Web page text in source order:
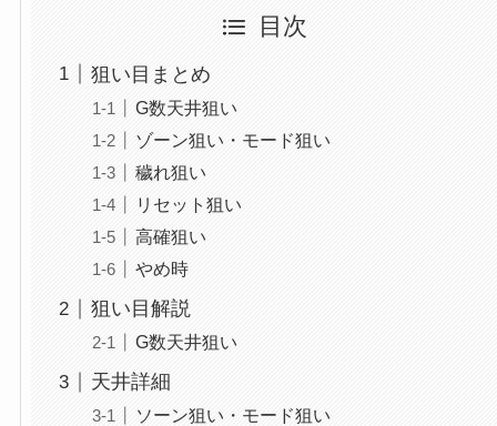
目次
狙い目まとめ
G数天井狙い
ゾーン狙い・モード狙い
穢れ狙い
リセット狙い
高確狙い
やめ時
狙い目解説
G数天井狙い
天井詳細
ソーン狙い・モード狙い